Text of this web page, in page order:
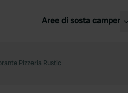
Aree di sosta camper
Pizzeria Rustic